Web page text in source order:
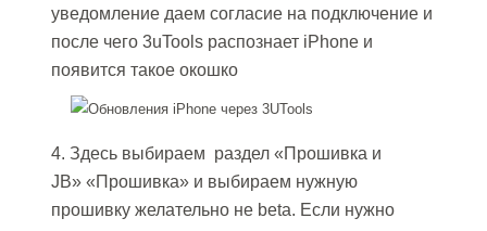
уведомление даем согласие на подключение и
после чего 3uTools распознает iPhone и
появится такое окошко
4. Здесь выбираем раздел «Прошивка и
JB» «Прошивка» и выбираем нужную
прошивку желательно не beta. Если нужно